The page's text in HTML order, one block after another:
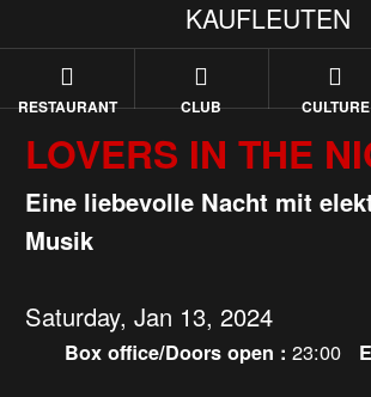
KAUFLEUTEN
RESTAURANT CLUB CULTURE
LOVERS IN THE
Eine liebevolle Nacht mit
Musik
Saturday, Jan 13, 2024
Box office/Doors open : 23:00